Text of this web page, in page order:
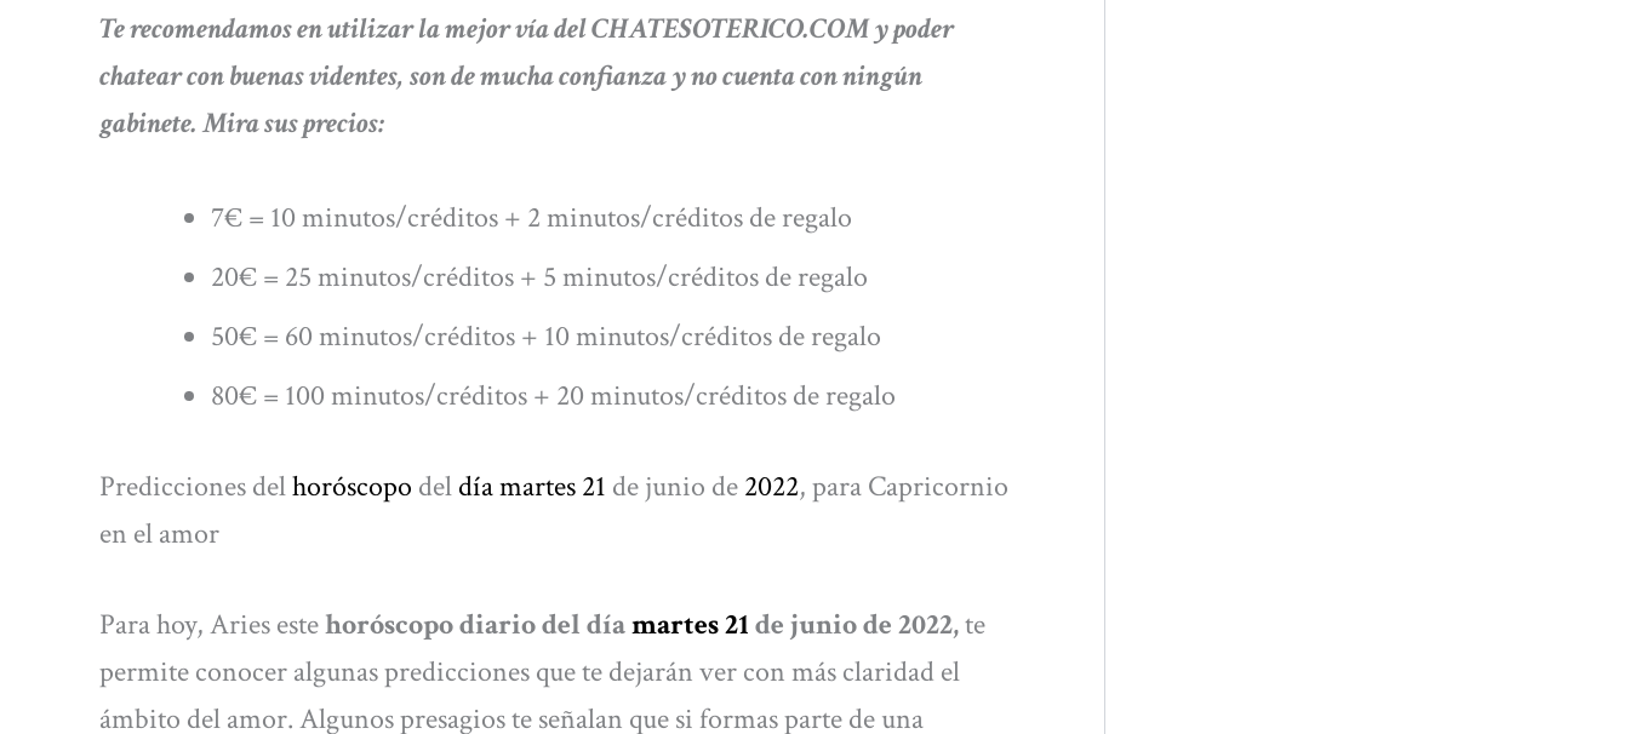
Te recomendamos en utilizar la mejor vía del CHATESOTERICO.COM y poder
chatear con buenas videntes, son de mucha confianza y no cuenta con ningún
gabinete. Mira sus precios:
7€ = 10 minutos/créditos + 2 minutos/créditos de regalo
20€ = 25 minutos/créditos + 5 minutos/créditos de regalo
50€ = 60 minutos/créditos + 10 minutos/créditos de regalo
80€ = 100 minutos/créditos + 20 minutos/créditos de regalo
Predicciones delhoróscopo deldía martes 21 de junio de2022, para Capricornio
en el amor
Para hoy, Aries estehoróscopo diario del díamartes 21de junio de 2022,te
permite conocer algunas predicciones que te dejarán ver con más claridad el
ámbito del amor. Algunos presagios te señalan que si formas parte de una